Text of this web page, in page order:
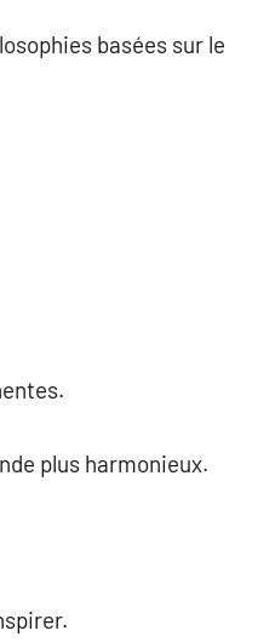
basées sur le
plus harmonieux.